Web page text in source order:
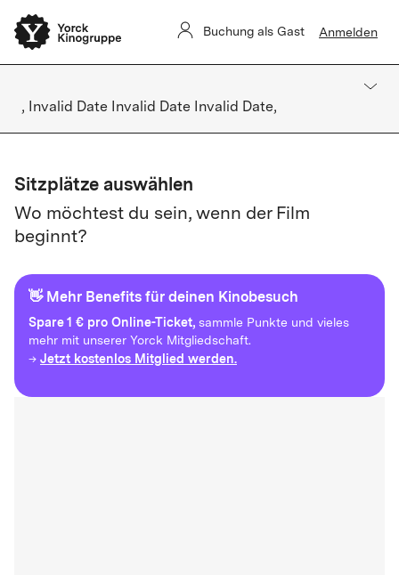
Buchung als Gast Anmelden
, Invalid Date Invalid Date Invalid Date,
Sitzplätze auswählen
Wo möchtest du sein, wenn der Film
beginnt?
👋 Mehr Benefits für deinen Kinobesuch
Spare1 € pro Online-Ticket, sammle Punkte und vieles
mehr mit unserer Yorck Mitgliedschaft.
→ Jetzt kostenlos Mitglied werden.